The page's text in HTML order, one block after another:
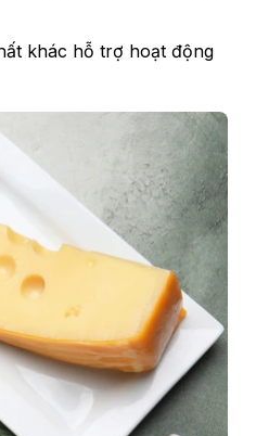
khác hỗ trợ hoạt động